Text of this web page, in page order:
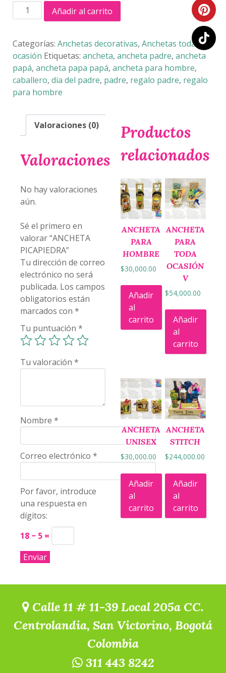
ANCHETA
PICAPIEDRA
Añadir al carrito
Categorías: Anchetas decorativas, Anchetas toda
ocasión Etiquetas: ancheta, ancheta padre, ancheta
papá, ancheta papa papá, ancheta para hombre,
caballero, dia del padre, padre, regalo padre, regalo
para hombre
Valoraciones (0)
Valoraciones
No hay valoraciones
aún.
Sé el primero en
valorar “ANCHETA
PICAPIEDRA”
Tu dirección de correo
electrónico no será
publicada. Los campos
obligatorios están
marcados con *
Tu puntuación *
Tu valoración *
Nombre *
Correo electrónico *
Por favor, introduce
una respuesta en
dígitos:
18 − 5 =
Productos
relacionados
ANCHETA
PARA
HOMBRE
$30,000.00
Añadir
al
carrito
ANCHETA
PARA
TODA
OCASIÓN
V
$54,000.00
Añadir
al
carrito
ANCHETA
UNISEX
$30,000.00
Añadir
al
carrito
ANCHETA
STITCH
$244,000.00
Añadir
al
carrito
Calle 11 # 11-39 Local 205a CC.
Centrolandia, San Victorino, Bogotá
Colombia
311 443 8242